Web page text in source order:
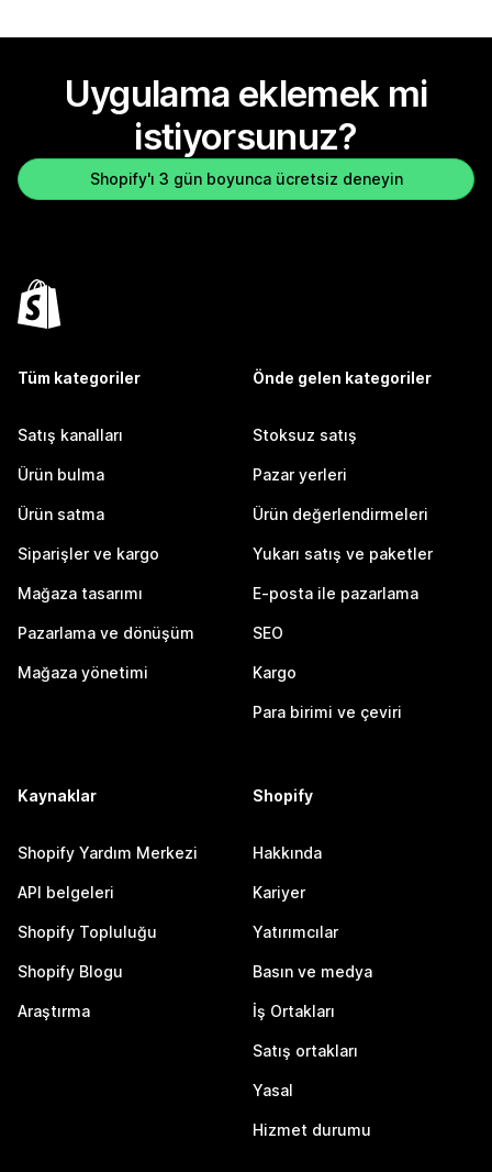
Uygulama eklemek mi
istiyorsunuz?
Shopify'ı 3 gün boyunca ücretsiz deneyin
Tüm kategoriler
Satış kanalları
Ürün bulma
Ürün satma
Siparişler ve kargo
Mağaza tasarımı
Pazarlama ve dönüşüm
Mağaza yönetimi
Önde gelen kategoriler
Stoksuz satış
Pazar yerleri
Ürün değerlendirmeleri
Yukarı satış ve paketler
E-posta ile pazarlama
SEO
Kargo
Para birimi ve çeviri
Kaynaklar
Shopify Yardım Merkezi
API belgeleri
Shopify Topluluğu
Shopify Blogu
Araştırma
Shopify
Hakkında
Kariyer
Yatırımcılar
Basın ve medya
İş Ortakları
Satış ortakları
Yasal
Hizmet durumu